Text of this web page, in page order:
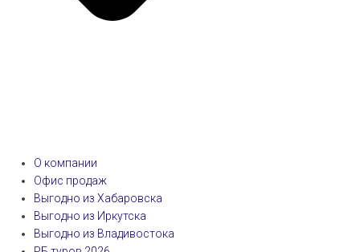
О компании
Офис продаж
Выгодно из Хабаровска
Выгодно из Иркутска
Выгодно из Владивостока